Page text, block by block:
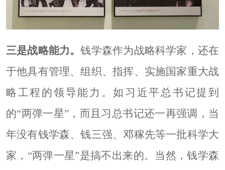
三是战略能力。钱学森作为战略科学家，还在
于他具有管理、组织、指挥、实施国家重大战
略工程的领导能力。如习近平总书记提到
的“两弹一星”，而且习总书记还一再强调，当
年没有钱学森、钱三强、邓稼先等一批科学大
家，“两弹一星”是搞不出来的。当然，钱学森